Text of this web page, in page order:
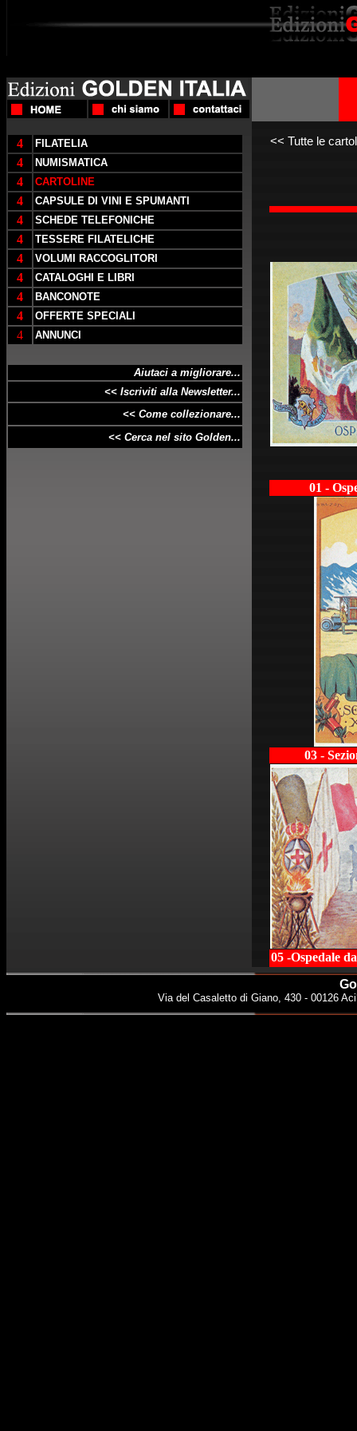
4 FILATELIA
4 NUMISMATICA
4 CARTOLINE
4 CAPSULE DI VINI E SPUMANTI
4 SCHEDE TELEFONICHE
4 TESSERE FILATELICHE
4 VOLUMI RACCOGLITORI
4 CATALOGHI E LIBRI
4 BANCONOTE
4 OFFERTE SPECIALI
4 ANNUNCI
Aiutaci a migliorare...
<< Iscriviti alla Newsletter...
<< Come collezionare...
<< Cerca nel sito Golden...
<< Tutte le
01 -
03 -
05 -Ospedale
Via del Casaletto di Giano, 430 - 00126